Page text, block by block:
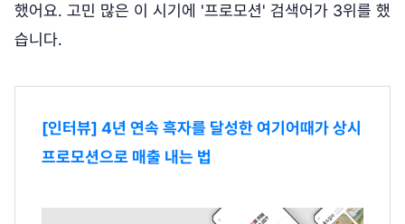
했어요. 고민 많은 이 시기에 '프로모션' 검색어가 3위를 했
습니다.
[인터뷰] 4년 연속 흑자를 달성한 여기어때가 상시
프로모션으로 매출 내는 법